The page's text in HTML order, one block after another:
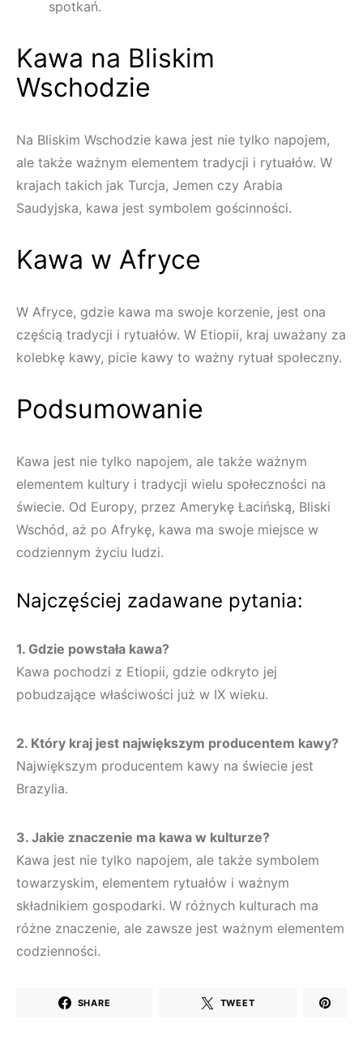
spotkań.
Kawa na Bliskim
Wschodzie
Na Bliskim Wschodzie kawa jest nie tylko napojem,
ale także ważnym elementem tradycji i rytuałów. W
krajach takich jak Turcja, Jemen czy Arabia
Saudyjska, kawa jest symbolem gościnności.
Kawa w Afryce
W Afryce, gdzie kawa ma swoje korzenie, jest ona
częścią tradycji i rytuałów. W Etiopii, kraj uważany za
kolebkę kawy, picie kawy to ważny rytuał społeczny.
Podsumowanie
Kawa jest nie tylko napojem, ale także ważnym
elementem kultury i tradycji wielu społeczności na
świecie. Od Europy, przez Amerykę Łacińską, Bliski
Wschód, aż po Afrykę, kawa ma swoje miejsce w
codziennym życiu ludzi.
Najczęściej zadawane pytania:
1. Gdzie powstała kawa?
Kawa pochodzi z Etiopii, gdzie odkryto jej
pobudzające właściwości już w IX wieku.
2. Który kraj jest największym producentem kawy?
Największym producentem kawy na świecie jest
Brazylia.
3. Jakie znaczenie ma kawa w kulturze?
Kawa jest nie tylko napojem, ale także symbolem
towarzyskim, elementem rytuałów i ważnym
składnikiem gospodarki. W różnych kulturach ma
różne znaczenie, ale zawsze jest ważnym elementem
codzienności.
SHARE TWEET